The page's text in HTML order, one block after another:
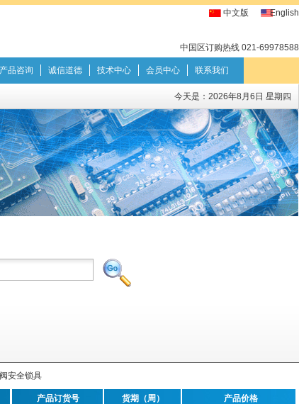
中文版 English
中国区订购热线 021-69978588
产品咨询 诚信道德 技术中心 会员中心 联系我们
今天是： 2026年8月6日 星期四
安全锁具
产品订货号 货期（周）
产品价格